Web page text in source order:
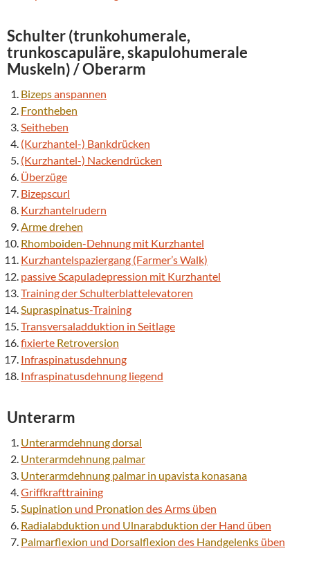
Schulter (trunkohumerale,
trunkoscapuläre, skapulohumerale
Muskeln) / Oberarm
Bizepsanspannen
Frontheben
Seitheben
(Kurzhantel-) Bankdrücken
(Kurzhantel-) Nackendrücken
Überzüge
Bizepscurl
Kurzhantelrudern
Arme drehen
Rhomboiden-Dehnung mit Kurzhantel
Kurzhantelspaziergang (Farmer’s Walk)
passive Scapuladepression mit Kurzhantel
Training der Schulterblattelevatoren
Supraspinatus-Training
Transversaladduktion in Seitlage
fixierte Retroversion
Infraspinatusdehnung
Infraspinatusdehnung liegend
Unterarm
Unterarmdehnung dorsal
Unterarmdehnung palmar
Unterarmdehnung palmar in upavista konasana
Griffkrafttraining
Supination und Pronation des Arms üben
Radialabduktion und Ulnarabduktion der Hand üben
Palmarflexion und Dorsalflexion des Handgelenks üben